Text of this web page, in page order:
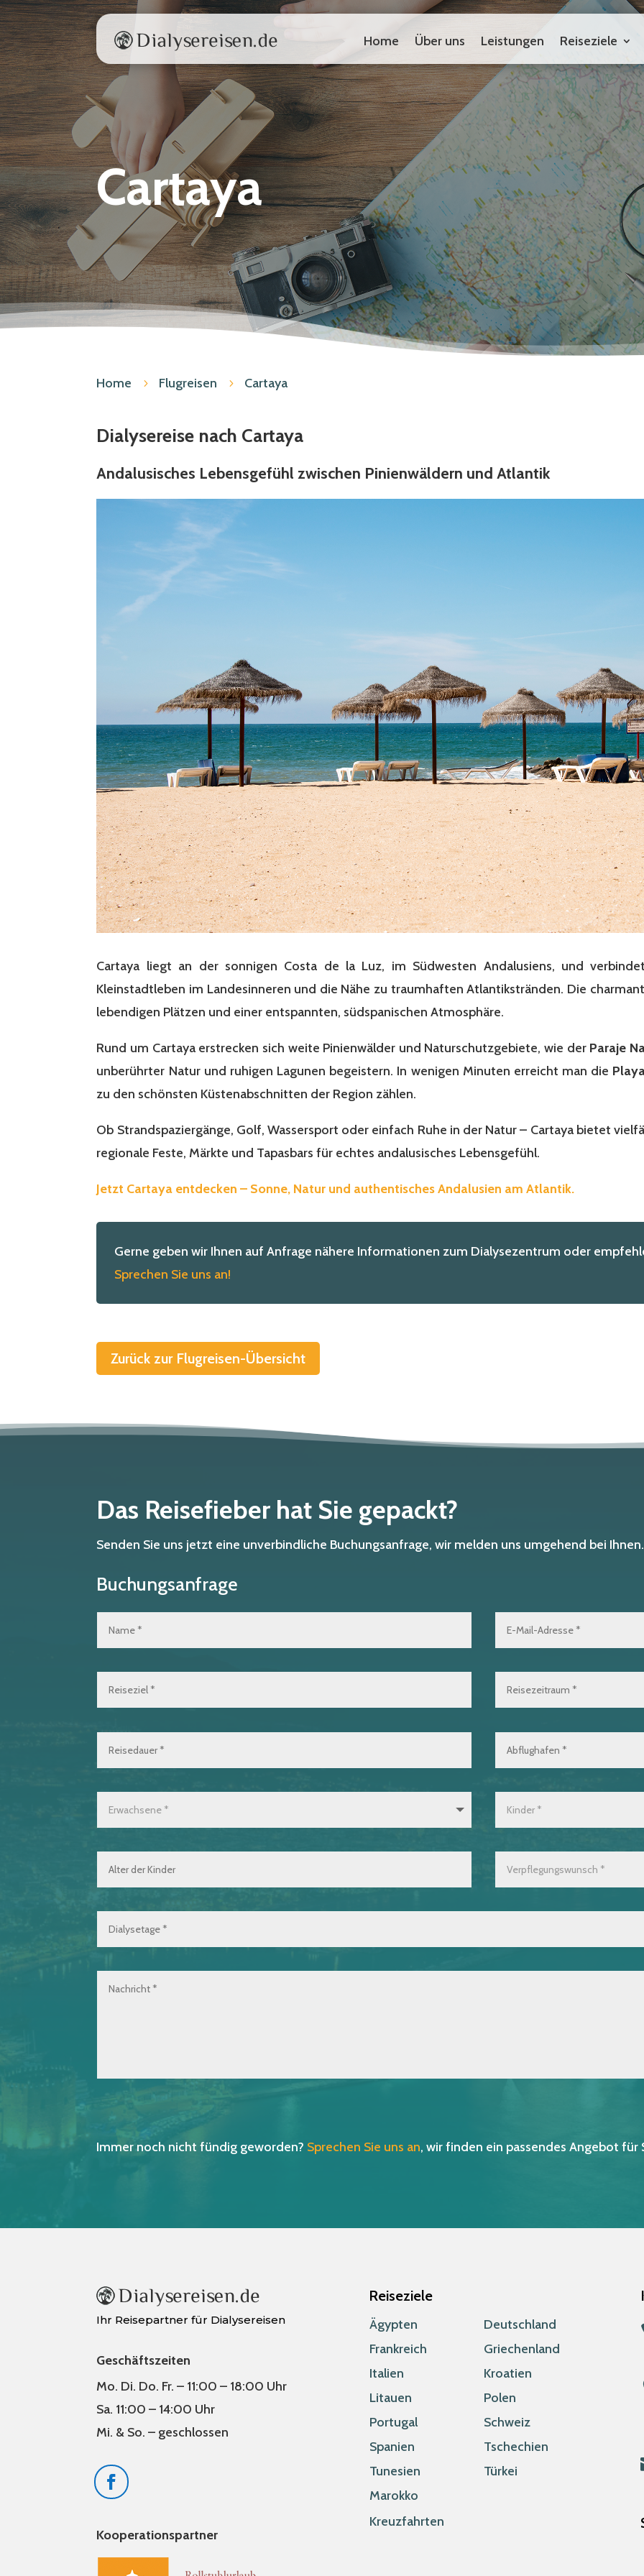
Home Über uns Leistungen Reiseziele
Cartaya
Home 5 Flugreisen 5 Cartaya
Dialysereise nach Cartaya
Andalusisches Lebensgefühl zwischen Pinienwäldern und Atlantik
Cartaya liegt an der sonnigen Costa de la Luz, im Südwesten Andalusiens, und
Kleinstadtleben im Landesinneren und die Nähe zu traumhaften Atlantikstränden. Die
lebendigen Plätzen und einer entspannten, südspanischen Atmosphäre.
Rund um Cartaya erstrecken sich weite Pinienwälder und Naturschutzgebiete, wie der Paraje
unberührter Natur und ruhigen Lagunen begeistern. In wenigen Minuten erreicht man die
zu den schönsten Küstenabschnitten der Region zählen.
Ob Strandspaziergänge, Golf, Wassersport oder einfach Ruhe in der Natur – Cartaya bietet
regionale Feste, Märkte und Tapasbars für echtes andalusisches Lebensgefühl.
Jetzt Cartaya entdecken – Sonne, Natur und authentisches Andalusien am Atlantik.
Gerne geben wir Ihnen auf Anfrage nähere Informationen zum Dialysezentrum oder
Sprechen Sie uns an!
Zurück zur Flugreisen-Übersicht
Das Reisefieber hat Sie gepackt?
Senden Sie uns jetzt eine unverbindliche Buchungsanfrage, wir melden uns umgehend bei Ihnen.
Buchungsanfrage
Immer noch nicht fündig geworden? Sprechen Sie uns an, wir finden ein passendes Angebot für
Ihr Reisepartner für Dialysereisen
Geschäftszeiten
Mo. Di. Do. Fr. – 11:00 – 18:00 Uhr
Sa. 11:00 – 14:00 Uhr
Mi. & So. – geschlossen
Kooperationspartner
Reiseziele
Ägypten
Deutschland
Frankreich
Griechenland
Italien
Kroatien
Litauen
Polen
Portugal
Schweiz
Spanien
Tschechien
Tunesien
Türkei
Marokko
Kreuzfahrten